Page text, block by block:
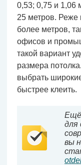
0,53; 0,75 и 1,06
25 метров. Реже
более метров,
офисов и
такой вариант
размера
выбрать
быстрее клеить.
Ещё
для
вы